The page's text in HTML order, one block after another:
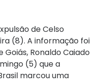
de Celso
(8). A informação foi
Ronaldo Caiado
(5) que a
marcou uma